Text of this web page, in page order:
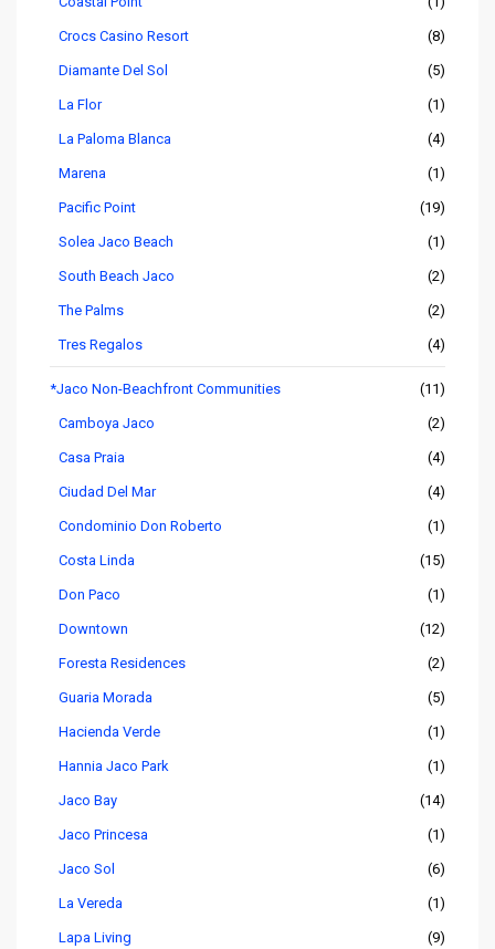
Crocs Casino Resort (8)
Diamante Del Sol (5)
La Flor (1)
La Paloma Blanca (4)
Marena (1)
Pacific Point (19)
Solea Jaco Beach (1)
South Beach Jaco (2)
The Palms (2)
Tres Regalos (4)
*Jaco Non-Beachfront Communities (11)
Camboya Jaco (2)
Casa Praia (4)
Ciudad Del Mar (4)
Condominio Don Roberto (1)
Costa Linda (15)
Don Paco (1)
Downtown (12)
Foresta Residences (2)
Guaria Morada (5)
Hacienda Verde (1)
Hannia Jaco Park (1)
Jaco Bay (14)
Jaco Princesa (1)
Jaco Sol (6)
La Vereda (1)
Lapa Living (9)